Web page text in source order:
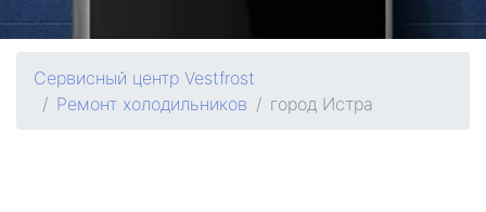
Сервисный центр Vestfrost
Ремонт холодильников
город Истра